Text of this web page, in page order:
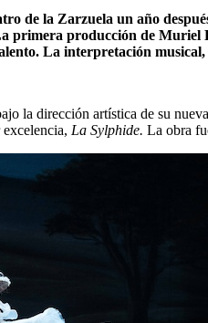
de la Zarzuela un año
primera producción de
La interpretación
la dirección artística de su
La Sylphide. La obra